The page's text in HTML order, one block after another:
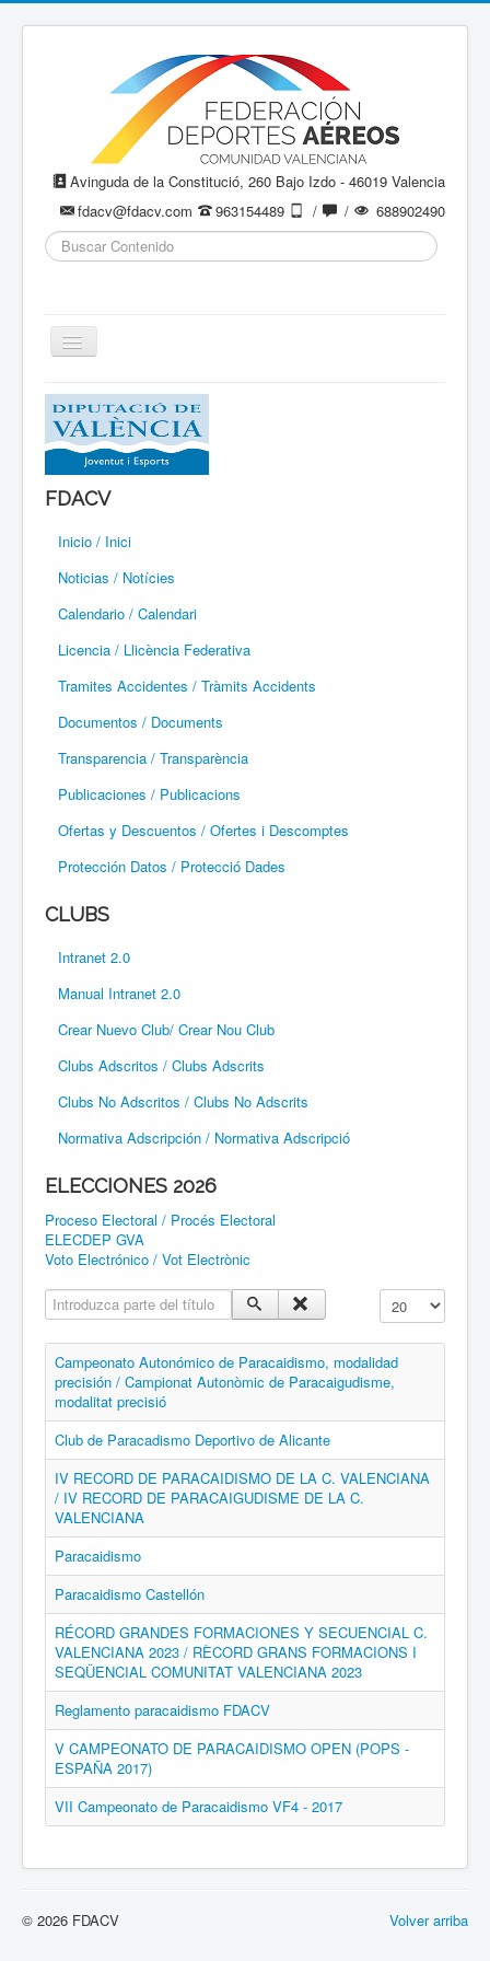
Avinguda de la Constitució, 260 Bajo Izdo - 46019 Valencia
fdacv@fdacv.com
963154489 / /
688902490
Buscar...
Cambiar
navegación
Aeromodelismo / Aeromodelisme
Ala Delta
Paracaidismo / Paracaigudisme
Parapente / Parapent
Ultraligeros / Ultralleugers
Vuelo Con Motor / Vol Amb Motor
FDACV
Inicio / Inici
Noticias / Notícies
Calendario / Calendari
Licencia / Llicència Federativa
Tramites Accidentes / Tràmits Accidents
Documentos / Documents
Transparencia / Transparència
Publicaciones / Publicacions
Ofertas y Descuentos / Ofertes i Descomptes
Protección Datos / Protecció Dades
CLUBS
Intranet 2.0
Manual Intranet 2.0
Crear Nuevo Club/ Crear Nou Club
Clubs Adscritos / Clubs Adscrits
Clubs No Adscritos / Clubs No Adscrits
Normativa Adscripción / Normativa Adscripció
ELECCIONES 2026
Proceso Electoral / Procés Electoral
ELECDEP GVA
Voto Electrónico / Vot Electrònic
Introduzca parte del título
Cantidad a
Campeonato Autonómico de Paracaidismo, modalidad
precisión / Campionat Autonòmic de Paracaigudisme,
modalitat precisió
Club de Paracadismo Deportivo de Alicante
IV RECORD DE PARACAIDISMO DE LA C. VALENCIANA
/ IV RECORD DE PARACAIGUDISME DE LA C.
VALENCIANA
Paracaidismo
Paracaidismo Castellón
RÉCORD GRANDES FORMACIONES Y SECUENCIAL C.
VALENCIANA 2023 / RÈCORD GRANS FORMACIONS I
SEQÜENCIAL COMUNITAT VALENCIANA 2023
Reglamento paracaidismo FDACV
V CAMPEONATO DE PARACAIDISMO OPEN (POPS -
ESPAÑA 2017)
VII Campeonato de Paracaidismo VF4 - 2017
Volver arriba
© 2026 FDACV